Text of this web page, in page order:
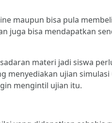
maupun bisa pula
juga bisa mendapatkan
materi jadi siswa
menyediakan ujian
mengintil ujian itu.